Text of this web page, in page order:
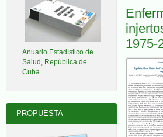
1975-
Anuario Estadístico de
Salud, República de
Cuba
PROPUESTA